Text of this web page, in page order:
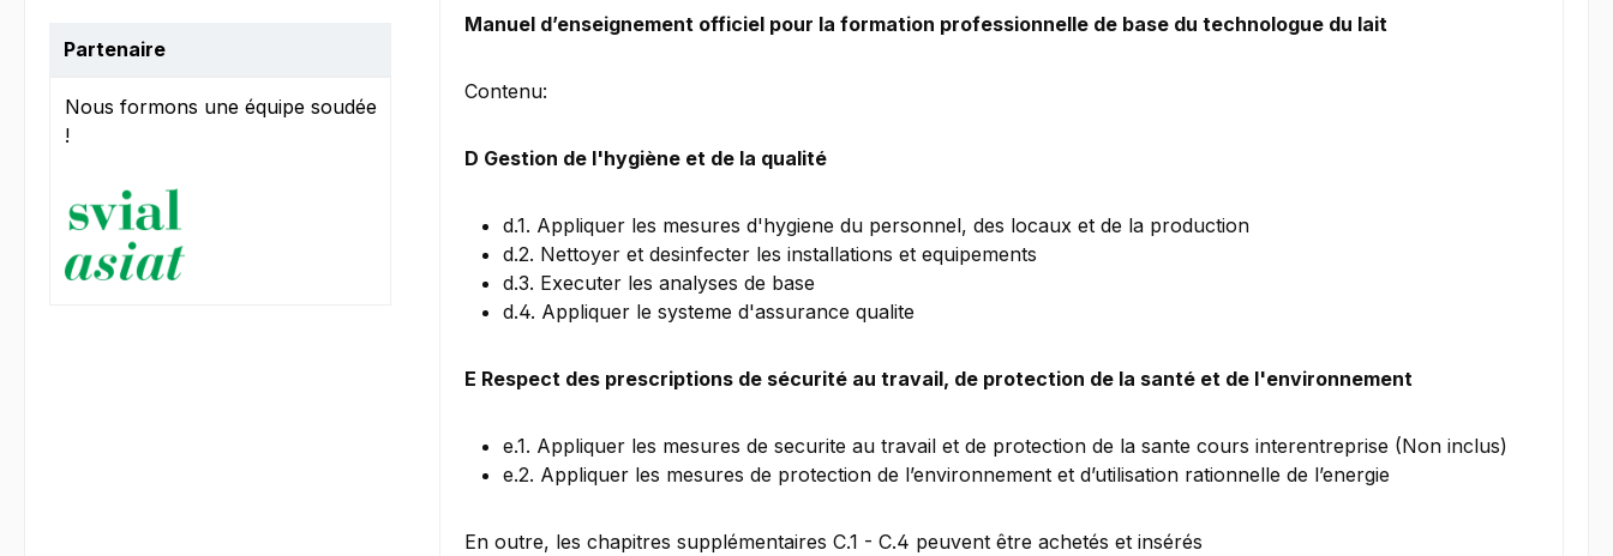
Partenaire
Nous formons une équipe soudée
!
Manuel d’enseignement officiel pour la formation professionnelle de base du technologue du lait
Contenu:
D Gestion de l'hygiène et de la qualité
d.1. Appliquer les mesures d'hygiene du personnel, des locaux et de la production
d.2. Nettoyer et desinfecter les installations et equipements
d.3. Executer les analyses de base
d.4. Appliquer le systeme d'assurance qualite
E Respect des prescriptions de sécurité au travail, de protection de la santé et de l'environnement
e.1. Appliquer les mesures de securite au travail et de protection de la sante cours interentreprise (Non inclus)
e.2. Appliquer les mesures de protection de l’environnement et d’utilisation rationnelle de l’energie
En outre, les chapitres supplémentaires C.1 - C.4 peuvent être achetés et insérés